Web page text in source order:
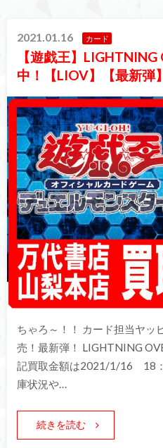
2021.01.16 カード
【遊戯王】
中！【LIOV】【最新弾】
ちゃろ～！！ カード担当ヤッ
売！最新弾！ LIGHTNING
記買取金額は2021/1/16 18
庫状況や…
続きを読む